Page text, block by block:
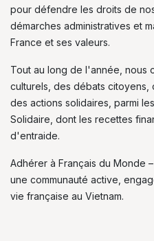
pour défendre les droits de
démarches administratives et
France et ses valeurs.
Tout au long de l'année, nous
culturels, des débats
des actions solidaires, parmi
Solidaire, dont les recettes
d'entraide.
Adhérer à Français du Monde
une communauté active,
vie française au Vietnam.